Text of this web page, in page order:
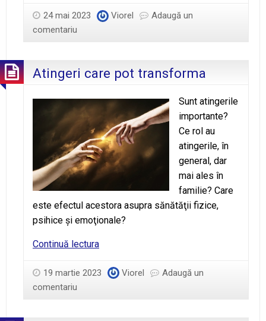
stomacul
24 mai 2023 Viorel
Adaugă un
comentariu
Atingeri care pot transforma
Sunt atingerile
importante?
Ce rol au
atingerile, în
general, dar
mai ales în
familie? Care
este efectul acestora asupra sănătăţii fizice,
psihice şi emoţionale?
Continuă lecturaAtingeri
pot
19 martie 2023 Viorel
Adaugă un
comentariu